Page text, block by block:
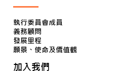
執行委員會成員
義務顧問
發展里程
願景、使命及價值觀
加入我們